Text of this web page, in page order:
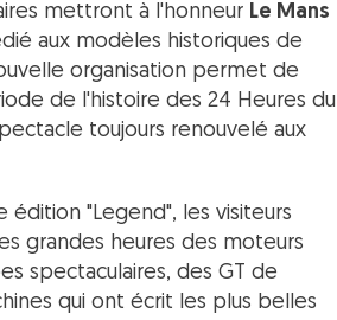
mettront à l'honneur Le Mans
aux modèles historiques de
organisation permet de
de l'histoire des 24 Heures du
toujours renouvelé aux
"Legend", les visiteurs
grandes heures des moteurs
spectaculaires, des GT de
qui ont écrit les plus belles